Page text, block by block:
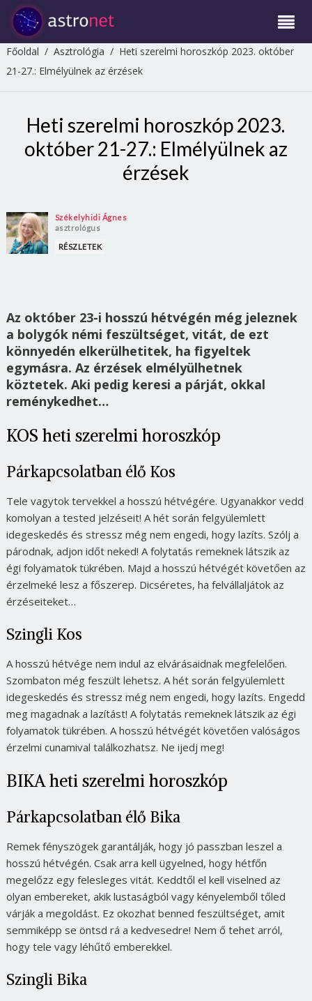
Főoldal / Asztrológia / Heti szerelmi horoszkóp 2023. október
21-27.: Elmélyülnek az érzések
Heti szerelmi horoszkóp 2023.
október 21-27.: Elmélyülnek az
érzések
Székelyhidi Ágnes
asztrológus
RÉSZLETEK
Az október 23-i hosszú hétvégén még jeleznek
a bolygók némi feszültséget, vitát, de ezt
könnyedén elkerülhetitek, ha figyeltek
egymásra. Az érzések elmélyülhetnek
köztetek. Aki pedig keresi a párját, okkal
reménykedhet…
KOS heti szerelmi horoszkóp
Párkapcsolatban élő Kos
Tele vagytok tervekkel a hosszú hétvégére. Ugyanakkor vedd
komolyan a tested jelzéseit! A hét során felgyülemlett
idegeskedés és stressz még nem engedi, hogy lazíts. Szólj a
párodnak, adjon időt neked! A folytatás remeknek látszik az
égi folyamatok tükrében. Majd a hosszú hétvégét követően az
érzelmeké lesz a főszerep. Dicséretes, ha felvállaljátok az
érzéseiteket…
Szingli Kos
A hosszú hétvége nem indul az elvárásaidnak megfelelően.
Szombaton még feszült lehetsz. A hét során felgyülemlett
idegeskedés és stressz még nem engedi, hogy lazíts. Engedd
meg magadnak a lazítást! A folytatás remeknek látszik az égi
folyamatok tükrében. A hosszú hétvégét követően valóságos
érzelmi cunamival találkozhatsz. Ne ijedj meg!
BIKA heti szerelmi horoszkóp
Párkapcsolatban élő Bika
Remek fényszögek garantálják, hogy jó passzban leszel a
hosszú hétvégén. Csak arra kell ügyelned, hogy hétfőn
megelőzz egy felesleges vitát. Keddtől el kell viselned az
olyan embereket, akik lustaságból vagy kényelemből tőled
várják a megoldást. Ez okozhat benned feszültséget, amit
semmiképp se öntsd rá a kedvesedre! Nem ő tehet arról,
hogy tele vagy léhűtő emberekkel.
Szingli Bika